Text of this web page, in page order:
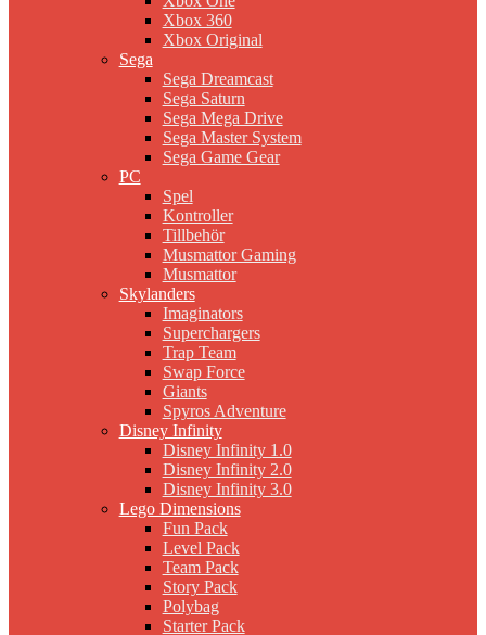
Xbox 360
Xbox Original
Sega
Sega Dreamcast
Sega Saturn
Sega Mega Drive
Sega Master System
Sega Game Gear
PC
Spel
Kontroller
Tillbehör
Musmattor Gaming
Musmattor
Skylanders
Imaginators
Superchargers
Trap Team
Swap Force
Giants
Spyros Adventure
Disney Infinity
Disney Infinity 1.0
Disney Infinity 2.0
Disney Infinity 3.0
Lego Dimensions
Fun Pack
Level Pack
Team Pack
Story Pack
Polybag
Starter Pack